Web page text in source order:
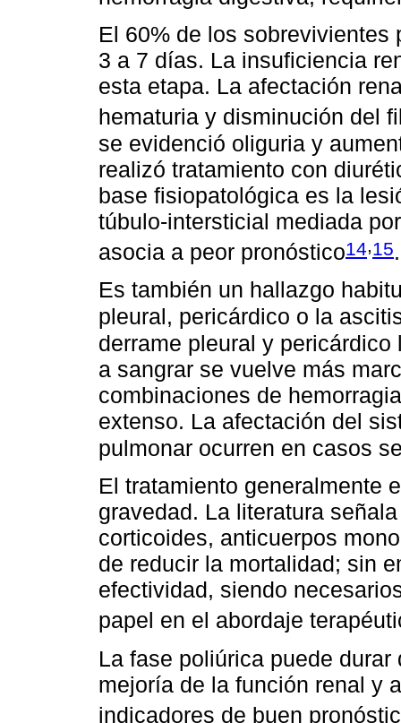
El 60% de los sobrevivientes
3 a 7 días. La insuficiencia
esta etapa. La afectación
hematuria y disminución del
se evidenció oliguria y
realizó tratamiento con
base fisiopatológica es la
túbulo-intersticial mediada
asocia a peor pronóstico14,15.
Es también un hallazgo
pleural, pericárdico o la
derrame pleural y
a sangrar se vuelve más
combinaciones de
extenso. La afectación del
pulmonar ocurren en casos
El tratamiento generalmente
gravedad. La literatura
corticoides, anticuerpos
de reducir la mortalidad; sin
efectividad, siendo
papel en el abordaje
La fase poliúrica puede
mejoría de la función renal y
indicadores de buen